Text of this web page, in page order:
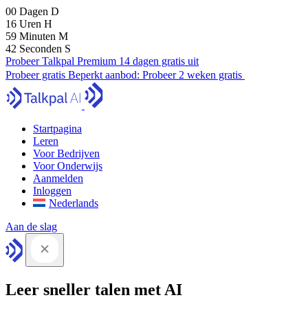
00 Dagen D
16 Uren H
59 Minuten M
41 Seconden S
Probeer Talkpal Premium 14 dagen gratis uit
Probeer gratis Beperkt aanbod: Probeer 2 weken gratis
Startpagina
Leren
Voor Bedrijven
Voor Onderwijs
Aanmelden
Inloggen
Nederlands
Aan de slag
Leer sneller talen met AI